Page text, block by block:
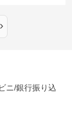
›
ニ/銀行振り込